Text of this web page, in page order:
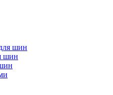
шин
шин